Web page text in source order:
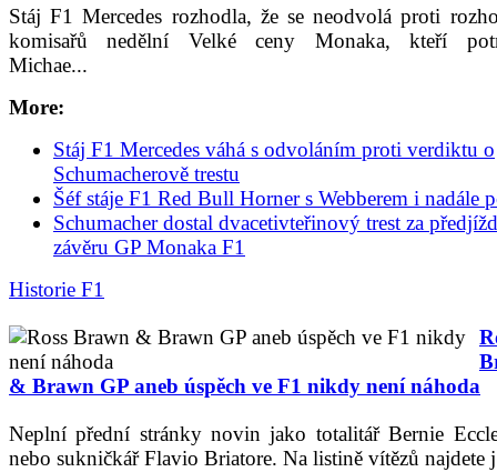
Stáj F1 Mercedes rozhodla, že se neodvolá proti
komisařů nedělní Velké ceny Monaka, kteří
Michae...
More:
Stáj F1 Mercedes váhá s odvoláním proti verdiktu o
Schumacherově trestu
Šéf stáje F1 Red Bull Horner s Webberem i nadále
Schumacher dostal dvacetivteřinový trest za
závěru GP Monaka F1
Historie F1
& Brawn GP aneb úspěch ve F1 nikdy není náhoda
Neplní přední stránky novin jako totalitář Bernie
nebo sukničkář Flavio Briatore. Na listině vítězů najdete